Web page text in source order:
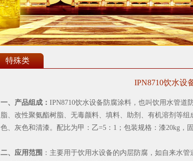
特殊类
IPN8710饮水设
一、产品组成： IPN8710饮水设备防腐涂料，也叫 饮用水管道
脂、改性聚氨酯树脂、无毒颜料、填料、助剂、有机溶剂等
色、灰色和清漆。配比为甲：乙=5：1；包装规格：漆20kg，固
二、应用范围 ：主要用于饮用水设备的内层防腐，如自来水